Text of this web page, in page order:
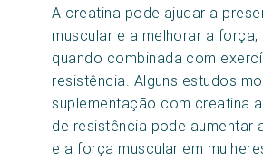
A creatina pode ajudar a
muscular e a melhorar a
quando combinada com
resistência. Alguns estudos
suplementação com creatina
de resistência pode aumentar
e a força muscular em